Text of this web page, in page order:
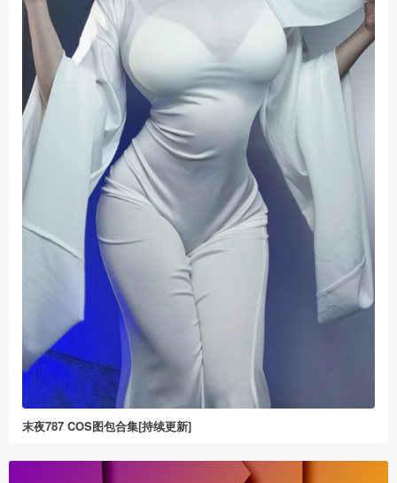
末夜787 COS图包合集[持续更新]